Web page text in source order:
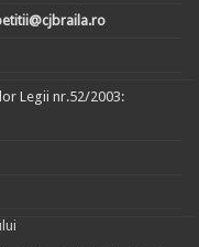
Legii nr.52/2003: